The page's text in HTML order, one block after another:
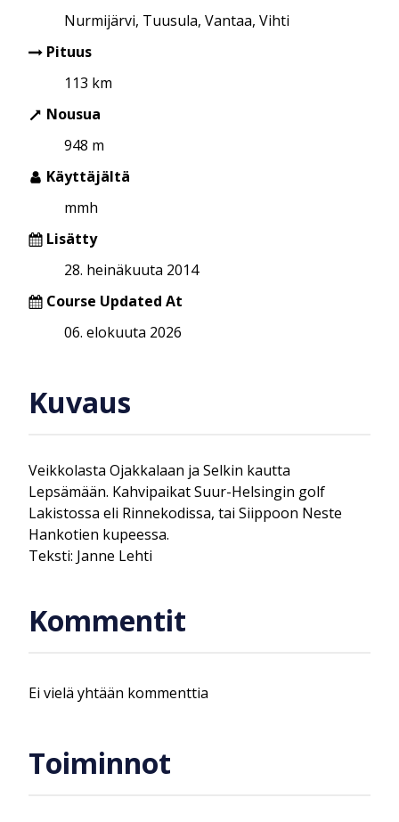
Nurmijärvi, Tuusula, Vantaa, Vihti
Pituus
113 km
Nousua
948 m
Käyttäjältä
mmh
Lisätty
28. heinäkuuta 2014
Course Updated At
06. elokuuta 2026
Kuvaus
Veikkolasta Ojakkalaan ja Selkin kautta
Lepsämään. Kahvipaikat Suur-Helsingin golf
Lakistossa eli Rinnekodissa, tai Siippoon Neste
Hankotien kupeessa.
Teksti: Janne Lehti
Kommentit
Ei vielä yhtään kommenttia
Toiminnot